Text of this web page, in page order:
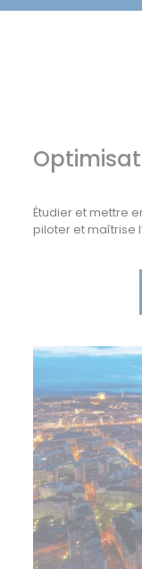
Étudier et mettre
piloter et maîtrise